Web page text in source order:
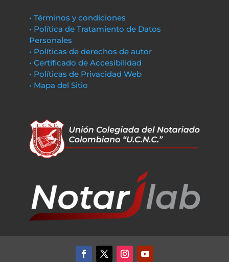
• Términos y condiciones
• Política de Tratamiento de Datos
Personales
• Políticas de derechos de autor
• Certificado de Accesibilidad
• Políticas de Privacidad Web
• Mapa del Sitio